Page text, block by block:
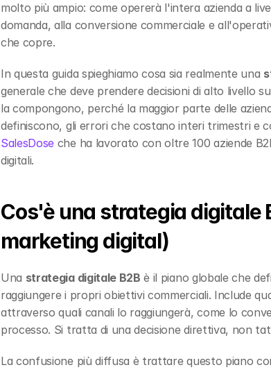
molto più ampio: come opererà l'intera azienda a
domanda, alla conversione commerciale e
che copre.
In questa guida spieghiamo cosa sia realmente una
generale che deve prendere decisioni di alto livello
la compongono, perché la maggior parte delle
SalesDose che ha lavorato con oltre 100 aziende
digitali.
Cos'è una strategia digitale
marketing digital)
Una strategia digitale B2B è il piano globale che
raggiungere i propri obiettivi commerciali. Include
attraverso quali canali lo raggiungerà, come lo
processo. Si tratta di una decisione direttiva, non
La confusione più diffusa è trattare questo piano